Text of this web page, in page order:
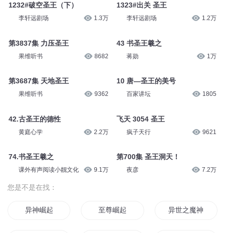
1232#破空圣王（下）
李轩远剧场 1.3万
第3837集 力压圣王
果维听书 8682
第3687集 天地圣王
果维听书 9362
42.古圣王的德性
黄庭心学 2.2万
74.书圣王羲之
课外有声阅读小靓文化 9.1万
1323#出关 圣王
李轩远剧场 1.2万
43 书圣王羲之
蒋勋 1万
10 唐—圣王的美号
百家讲坛 1805
飞天 3054 圣王
疯子天行 9621
第700集 圣王洞天！
夜彦 7.2万
您是不是在找：
异神崛起 至尊崛起 异世之魔神崛起